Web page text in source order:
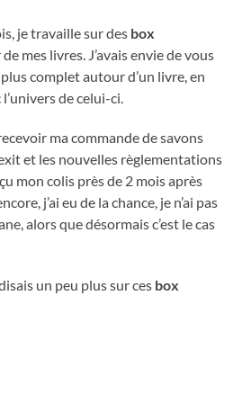
je travaille sur des box
mes livres. J’avais envie de vous
complet autour d’un livre, en
de celui-ci.
ma commande de savons
et les nouvelles règlementations
mon colis près de 2 mois après
j’ai eu de la chance, je n’ai pas
alors que désormais c’est le cas
un peu plus sur ces box